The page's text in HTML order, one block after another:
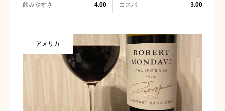
飲みやすさ 4.00 コスパ 3.00
アメリカ